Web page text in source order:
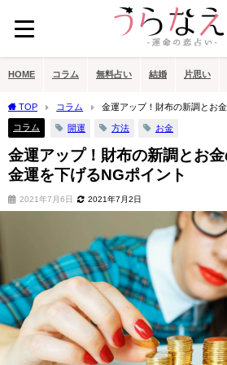
HOME コラム 無料占い 結婚 片思い
TOP コラム
金運アップ！財布の新調とお
NGポイント
コラム 開運 方法 お金
金運アップ！財布の新調とお金
金運を下げるNGポイント
2021年7月6日 2021年7月2日